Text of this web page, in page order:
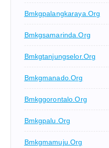
Bmkgpalangkaraya.org
Bmkgsamarinda.org
Bmkgtanjungselor.org
Bmkgmanado.org
Bmkggorontalo.org
Bmkgpalu.org
Bmkgmamuju.org